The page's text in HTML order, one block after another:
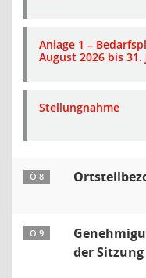
Anlage 1 –
August 2026 bis 31.
Stellungnahme
Ö 8
Ö 9
der Sitzung